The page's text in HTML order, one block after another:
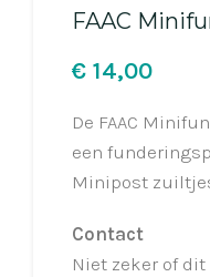
FAAC
€
De FAAC
een
Minipost
Contact
Niet zeker of